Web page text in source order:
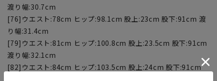
渡り幅:30.7cm
[76]ウエスト:78cm ヒップ:98.1cm 股上:23cm 股下:91cm 渡
り幅:31.4cm
[79]ウエスト:81cm ヒップ:100.8cm 股上:23.5cm 股下:91cm
渡り幅:32.1cm
[82]ウエスト:84cm ヒップ:103.5cm 股上:24cm 股下:91cm